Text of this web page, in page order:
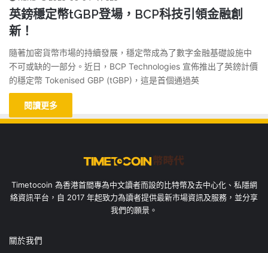
英鎊穩定幣tGBP登場，BCP科技引領金融創
新！
隨著加密貨幣市場的持續發展，穩定幣成為了數字金融基礎設施中
不可或缺的一部分。近日，BCP Technologies 宣佈推出了英鎊計價
的穩定幣 Tokenised GBP (tGBP)，這是首個通過英
閱讀更多
Timetocoin 為香港首間專為中文讀者而設的比特幣及去中心化、私隱網
絡資訊平台，自 2017 年起致力為讀者提供最新市場資訊及服務，並分享
我們的願景。
關於我們